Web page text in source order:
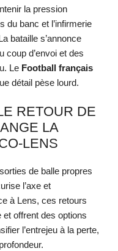
la pression
du banc et l’infirmerie
bataille s’annonce
coup d’envoi et des
Le Football français
détail pèse lourd.
RETOUR DE
LA
LENS
de balle propres
l’axe et
à Lens, ces retours
et offrent des options
l’entrejeu à la perte,